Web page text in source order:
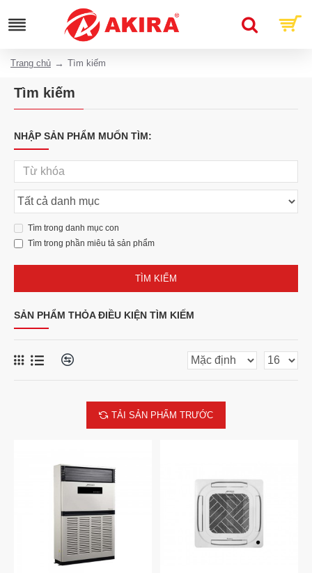
Trang chủ Tìm kiếm
Tìm kiếm
NHẬP SẢN PHẨM MUỐN TÌM:
Tìm trong danh mục con
Tìm trong phần miêu tả sản phẩm
TÌM KIẾM
SẢN PHẨM THỎA ĐIỀU KIỆN TÌM KIẾM
TẢI SẢN PHẨM TRƯỚC